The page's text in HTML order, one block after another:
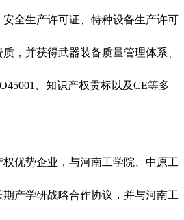
全生产许可证、特种设备生产许可
，并获得武器装备质量管理体系、
、知识产权贯标以及CE等多
优势企业，与河南工学院、中原工
产学研战略合作协议，并与河南工